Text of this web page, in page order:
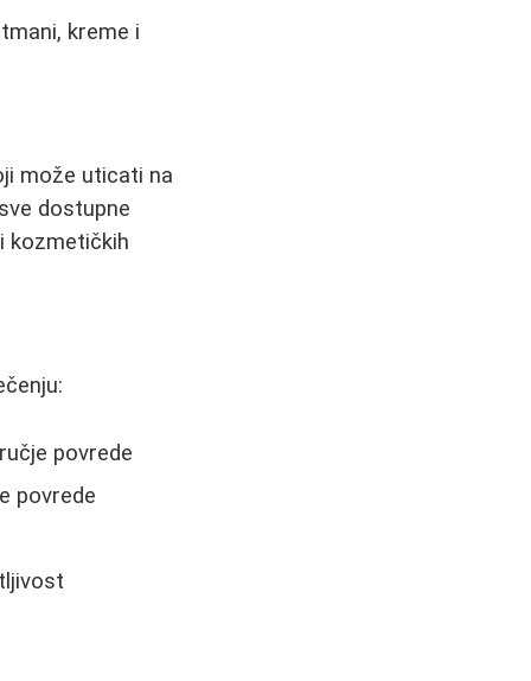
kreme i
može uticati na
dostupne
kozmetičkih
povrede
povrede